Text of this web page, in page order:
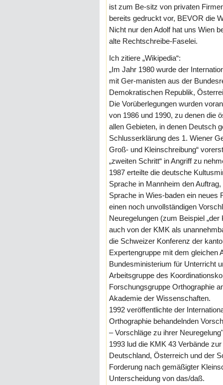
ist zum Be-sitz von privaten
bereits gedruckt vor, BEVOR die
Nicht nur den Adolf hat uns Wien
alte Rechtschreibe-Faselei.
Ich zitiere „Wikipedia“:
„Im Jahr 1980 wurde der
mit Ger-manisten aus der
Demokratischen Republik,
Die Vorüberlegungen wurden
von 1986 und 1990, zu denen die
allen Gebieten, in denen Deutsch
Schlusserklärung des 1. Wiener
Groß- und Kleinschreibung“
„zweiten Schritt“ in Angriff zu
1987 erteilte die deutsche
Sprache in Mannheim den
Sprache in Wies-baden ein neues
einen noch unvollständigen
Neuregelungen (zum Beispiel
auch von der KMK als
die Schweizer Konferenz der
Expertengruppe mit dem gleichen
Bundesministerium für Unterricht
Arbeitsgruppe des
Forschungsgruppe Orthographie
Akademie der Wissenschaften.
1992 veröffentlichte der
Orthographie behandelnden
– Vorschläge zu ihrer
1993 lud die KMK 43 Verbände
Deutschland, Österreich und der
Forderung nach gemäßigter
Unterscheidung von das/daß.